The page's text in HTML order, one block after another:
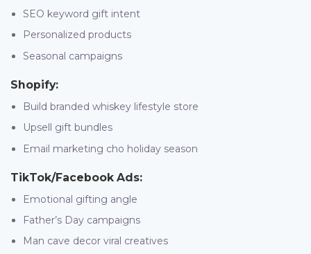
SEO keyword gift intent
Personalized products
Seasonal campaigns
Shopify:
Build branded whiskey lifestyle store
Upsell gift bundles
Email marketing cho holiday season
TikTok/Facebook Ads:
Emotional gifting angle
Father’s Day campaigns
Man cave decor viral creatives